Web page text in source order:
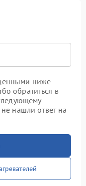
ниже
обратиться в
нашли ответ на